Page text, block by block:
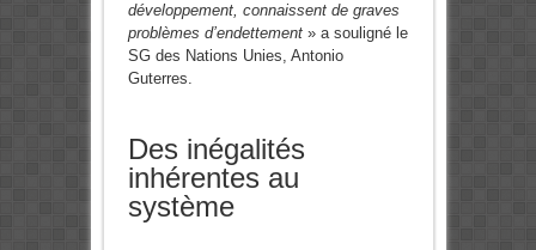
développement, connaissent de graves
problèmes d’endettement» a souligné le
SG des Nations Unies, Antonio
Guterres.
Des inégalités
inhérentes au
système